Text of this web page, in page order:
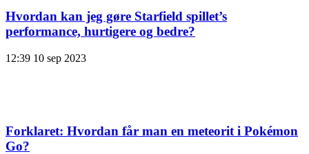
Hvordan kan jeg gøre Starfield spillet’s
performance, hurtigere og bedre?
12:39 10 sep 2023
Forklaret: Hvordan får man en meteorit i Pokémon
Go?